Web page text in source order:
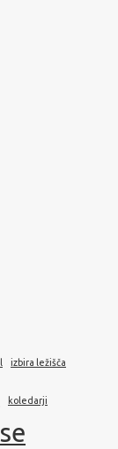
izbira ležišča
koledarji